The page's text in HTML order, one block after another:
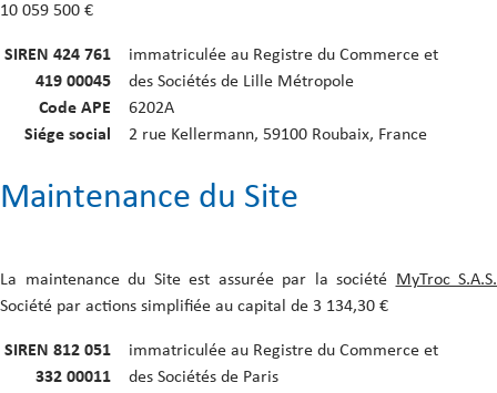
10 059 500 €
SIREN 424 761
419 00045
immatriculée au Registre du Commerce et
des Sociétés de Lille Métropole
Code APE
6202A
Siége social
2 rue Kellermann, 59100 Roubaix, France
Maintenance du Site
La maintenance du Site est assurée par la société MyTroc S.A.S.
Société par actions simplifiée au capital de 3 134,30 €
SIREN 812 051
332 00011
immatriculée au Registre du Commerce et
des Sociétés de Paris